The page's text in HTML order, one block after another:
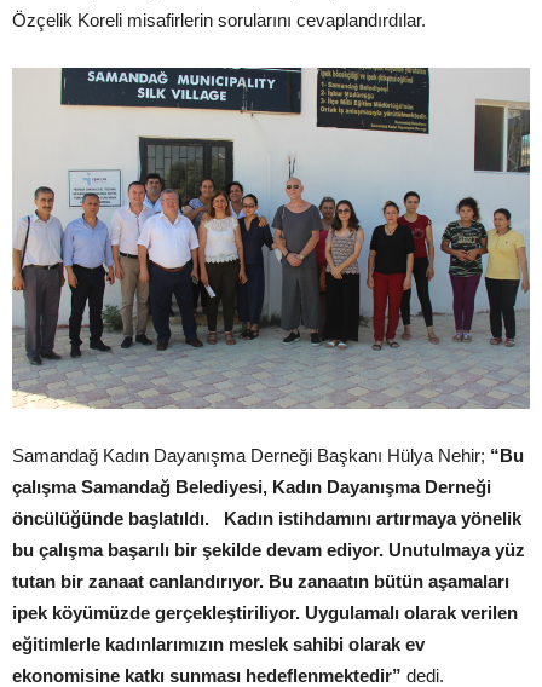
Özçelik Koreli misafirlerin sorularını cevaplandırdılar.
Samandağ Kadın Dayanışma Derneği Başkanı Hülya Nehir; “Bu
çalışma Samandağ Belediyesi, Kadın Dayanışma Derneği
öncülüğünde başlatıldı. Kadın istihdamını artırmaya yönelik
bu çalışma başarılı bir şekilde devam ediyor. Unutulmaya yüz
tutan bir zanaat canlandırıyor. Bu zanaatın bütün aşamaları
ipek köyümüzde gerçekleştiriliyor. Uygulamalı olarak verilen
eğitimlerle kadınlarımızın meslek sahibi olarak ev
ekonomisine katkı sunması hedeflenmektedir” dedi.